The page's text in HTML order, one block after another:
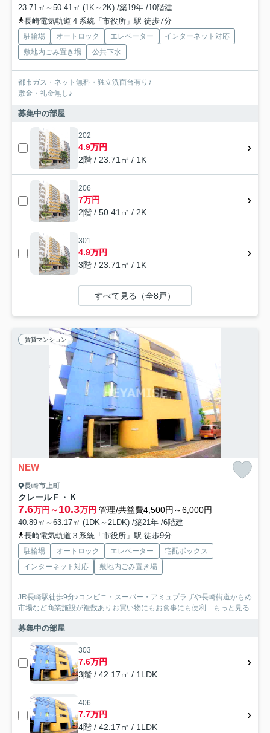
23.71㎡～50.41㎡ (1K～2K) /築19年 /10階建
長崎電気軌道４系統「市役所」駅 徒歩7分
駐輪場 オートロック エレベーター
インターネット対応
敷地内ごみ置き場
公共下水
都市ガス・ネット無料・独立洗面台有り♪
敷金・礼金無し♪
募集中の部屋
202
4.9万円
2階 / 23.71㎡ / 1K
206
7万円
2階 / 50.41㎡ / 2K
301
4.9万円
3階 / 23.71㎡ / 1K
すべて見る（全8戸）
賃貸マンション
NEW
長崎市上町
クレールＦ・Ｋ
7.6万円～10.3万円 管理/共益費4,500円～6,000円
40.89㎡～63.17㎡ (1DK～2LDK) /築21年 /6階建
長崎電気軌道３系統「市役所」駅 徒歩9分
駐輪場 オートロック エレベーター
宅配ボックス
インターネット対応
敷地内ごみ置き場
JR長崎駅徒歩9分♪コンビニ・スーパー・アミュプラザや長崎街道かもめ
市場など商業施設が複数ありお買い物にもお食事にも便利... もっと見る
募集中の部屋
303
7.6万円
3階 / 42.17㎡ / 1LDK
406
7.7万円
4階 / 42.17㎡ / 1LDK